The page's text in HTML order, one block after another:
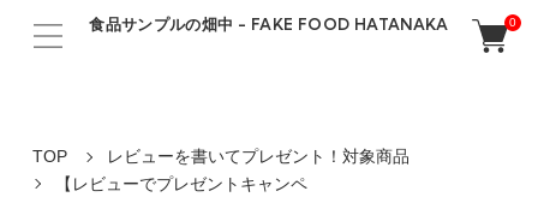
食品サンプルの畑中 - FAKE FOOD HATANAKA 0
TOP
レビューを書いてプレゼント！対象商品
【レビューでプレゼントキャンペ